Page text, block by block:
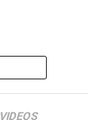
VIDEOS